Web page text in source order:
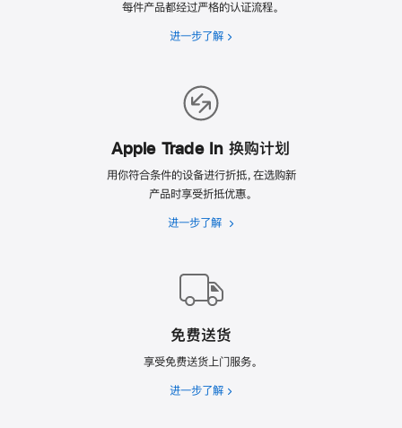
每件产品都经过严格的认证流程。
进一步了解 选
Apple Trade In 换购计划
用你符合条件的设备进行折抵，在选购新
产品时享受折抵优惠。
进一步了解
Apple
划
免费送货
享受免费送货上门服务。
进一步了解 免